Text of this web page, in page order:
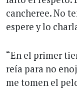
cancheree. No
espere y lo
“En el primer
reía para no
me tomen el